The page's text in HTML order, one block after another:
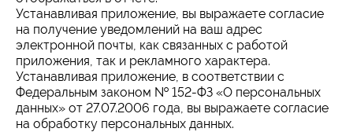
Устанавливая приложение, вы выражаете согласие
на получение уведомлений на ваш адрес
электронной почты, как связанных с работой
приложения, так и рекламного характера.
Устанавливая приложение, в соответствии с
Федеральным законом № 152-ФЗ «О персональных
данных» от 27.07.2006 года, вы выражаете согласие
на обработку персональных данных.